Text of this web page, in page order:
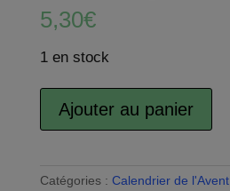
5,30€
1 en stock
quantité
Étiquettes
Ajouter au panier
A
e
Catégories : Calendrier de l'Avent,